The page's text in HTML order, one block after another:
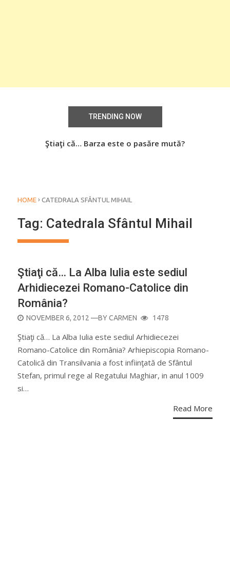
TRENDING NOW
Ştiaţi că… Barza este o pasăre mută?
HOME › CATEDRALA SFÂNTUL MIHAIL
Tag: Catedrala Sfântul Mihail
Ştiaţi că… La Alba Iulia este sediul
Arhidiecezei Romano-Catolice din
România?
POSTED
NOVEMBER 6, 2012 —BYCARMEN 1478
Ştiaţi că… La Alba Iulia este sediul Arhidiecezei
Romano-Catolice din România? Arhiepiscopia Romano-
Catolică din Transilvania a fost infiinţată de Sfântul
Stefan, primul rege al Regatului Maghiar, in anul 1009
si…
Read More